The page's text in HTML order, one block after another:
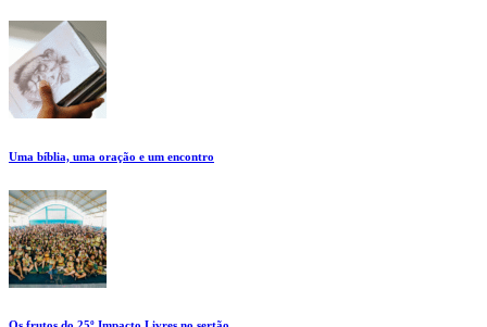
Uma bíblia, uma oração e um encontro